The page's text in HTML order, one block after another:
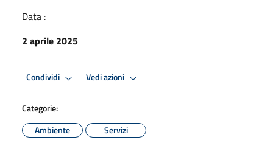
Data :
2 aprile 2025
Condividi Vedi azioni
Categorie:
Ambiente
Servizi